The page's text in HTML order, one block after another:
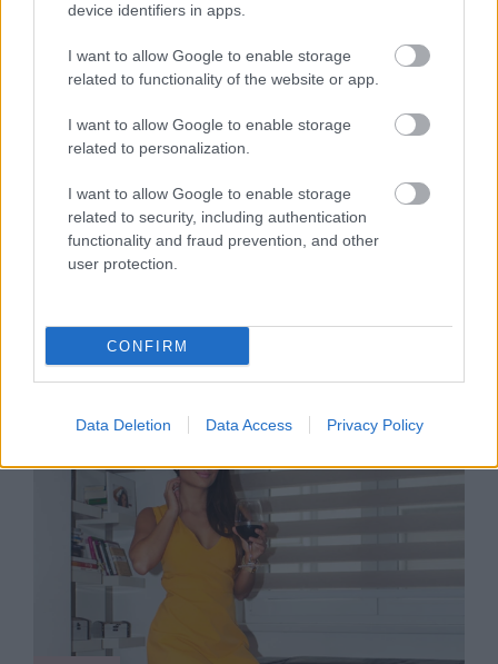
device identifiers in apps.
I want to allow Google to enable storage
related to functionality of the website or app.
I want to allow Google to enable storage
related to personalization.
I want to allow Google to enable storage
related to security, including authentication
functionality and fraud prevention, and other
user protection.
CONFIRM
Data Deletion Data Access Privacy Policy
DIVAT
Kulcsár Edina szépségkirálynő